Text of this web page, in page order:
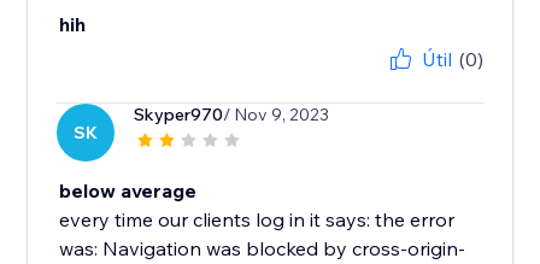
hih
Útil (0)
SK
Skyper970/ Nov 9, 2023
below average
every time our clients log in it says: the error
was: Navigation was blocked by cross-origin-